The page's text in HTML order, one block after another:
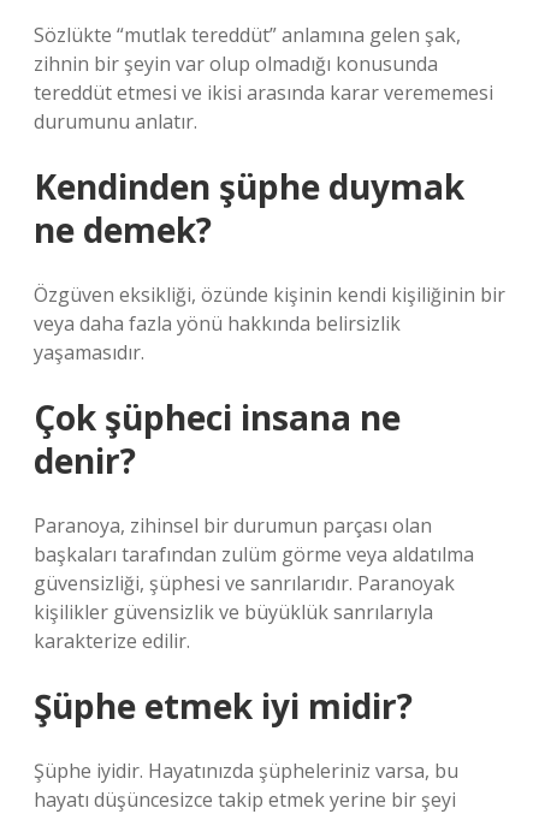
Sözlükte “mutlak tereddüt” anlamına gelen şak,
zihnin bir şeyin var olup olmadığı konusunda
tereddüt etmesi ve ikisi arasında karar verememesi
durumunu anlatır.
Kendinden şüphe duymak
ne demek?
Özgüven eksikliği, özünde kişinin kendi kişiliğinin bir
veya daha fazla yönü hakkında belirsizlik
yaşamasıdır.
Çok şüpheci insana ne
denir?
Paranoya, zihinsel bir durumun parçası olan
başkaları tarafından zulüm görme veya aldatılma
güvensizliği, şüphesi ve sanrılarıdır. Paranoyak
kişilikler güvensizlik ve büyüklük sanrılarıyla
karakterize edilir.
Şüphe etmek iyi midir?
Şüphe iyidir. Hayatınızda şüpheleriniz varsa, bu
hayatı düşüncesizce takip etmek yerine bir şeyi